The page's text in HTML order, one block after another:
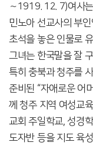
～1919. 12. 7)여사는
민노아 선교사의 부
초석을 놓은 인물로
그녀는 한국말을 잘
특히 충북과 청주를
준비된 “자애로운 어
께 청주 지역 여성교
교회 주일학교, 성경
도자반 등을 지도 육